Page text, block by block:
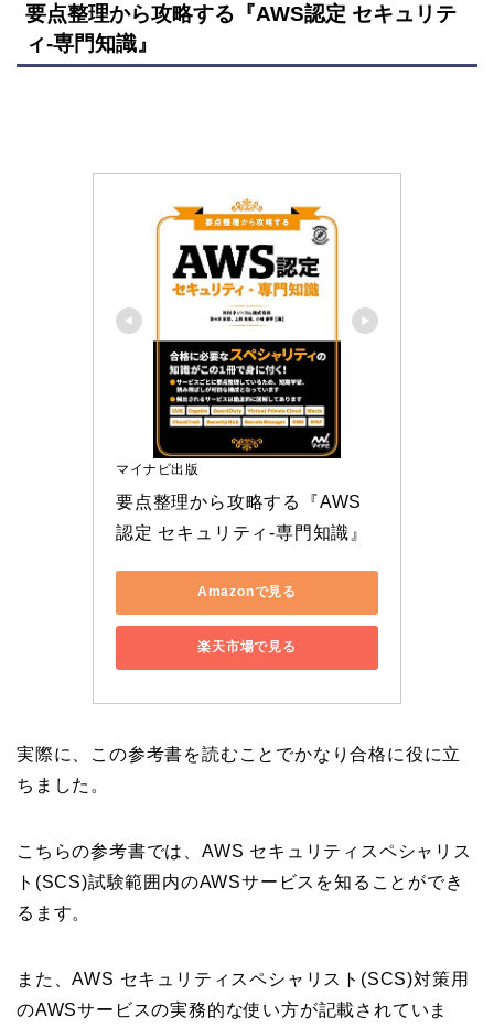
要点整理から攻略する『AWS認定 セキュリテ
ィ-専門知識』
マイナビ出版
要点整理から攻略する『AWS
認定 セキュリティ-専門知識』
Amazonで見る
楽天市場で見る
実際に、この参考書を読むことでかなり合格に役に立
ちました。
こちらの参考書では、AWS セキュリティスペシャリス
ト(SCS)試験範囲内のAWSサービスを知ることができ
るます。
また、AWS セキュリティスペシャリスト(SCS)対策用
のAWSサービスの実務的な使い方が記載されていま